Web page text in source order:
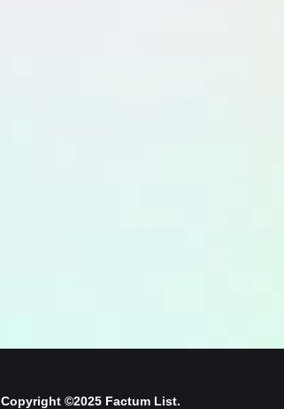
Copyright ©2025 Factum List.